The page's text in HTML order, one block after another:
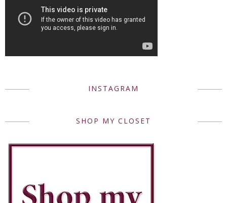
INSTAGRAM
SHOP MY CLOSET